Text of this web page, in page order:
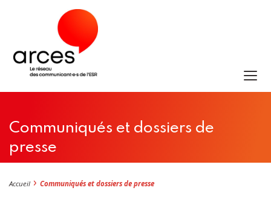
Communiqués et dossiers de
presse
Accueil Communiqués et dossiers de presse